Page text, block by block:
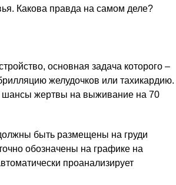
Какова правда на самом деле?
основная задача которого –
желудочков или тахикардию.
шансы жертвы на выживание на 70
быть размещены на груди
обозначены на графике на
проанализирует